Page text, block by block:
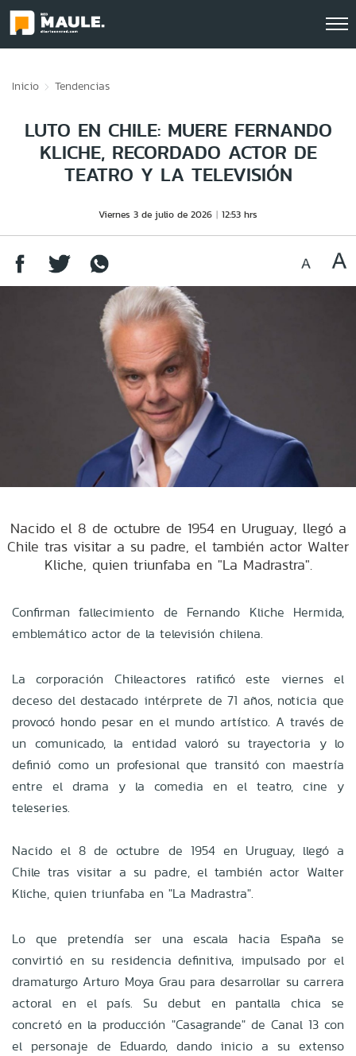
Inicio Tendencias
LUTO EN CHILE: MUERE FERNANDO
KLICHE, RECORDADO ACTOR DE
TEATRO Y LA TELEVISIÓN
Viernes 3 de julio de 2026 12:53 hrs
Nacido el 8 de octubre de 1954 en Uruguay, llegó a
Chile tras visitar a su padre, el también actor Walter
Kliche, quien triunfaba en "La Madrastra".
Confirman fallecimiento de Fernando Kliche Hermida,
emblemático actor de la televisión chilena.
La corporación Chileactores ratificó este viernes el
deceso del destacado intérprete de 71 años, noticia que
provocó hondo pesar en el mundo artístico. A través de
un comunicado, la entidad valoró su trayectoria y lo
definió como un profesional que transitó con maestría
entre el drama y la comedia en el teatro, cine y
teleseries.
Nacido el 8 de octubre de 1954 en Uruguay, llegó a
Chile tras visitar a su padre, el también actor Walter
Kliche, quien triunfaba en "La Madrastra".
Lo que pretendía ser una escala hacia España se
convirtió en su residencia definitiva, impulsado por el
dramaturgo Arturo Moya Grau para desarrollar su carrera
actoral en el país. Su debut en pantalla chica se
concretó en la producción "Casagrande" de Canal 13 con
el personaje de Eduardo, dando inicio a su extenso